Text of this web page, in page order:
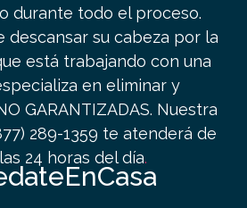
durante todo el proceso.
descansar su cabeza por la
está trabajando con una
en eliminar y
GARANTIZADAS. Nuestra
289-1359 te atenderá de
24 horas del día.